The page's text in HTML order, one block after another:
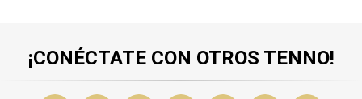
¡CONÉCTATE CON OTROS TENNO!